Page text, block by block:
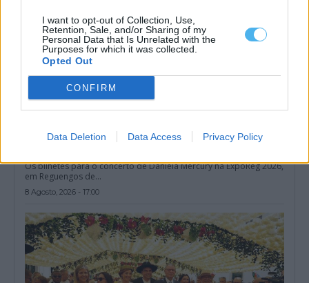
I want to opt-out of Collection, Use,
Retention, Sale, and/or Sharing of my
Personal Data that Is Unrelated with the
Purposes for which it was collected.
Opted Out
CONFIRM
Data Deletion Data Access Privacy Policy
Reguengos de Monsaraz: Daniela Mercury atua na ExpoReg
Os bilhetes para o concerto de Daniela Mercury na ExpoReg 2026,
em Reguengos de...
8 Agosto, 2026 - 17:00